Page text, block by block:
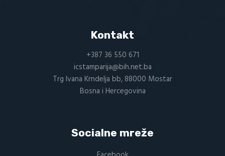
Kontakt
+387 36 550 671
icstamparija@bih.net.ba
Trg Ivana Krndelja bb, 88000 Mostar
Bosna i Hercegovina
Socialne mreže